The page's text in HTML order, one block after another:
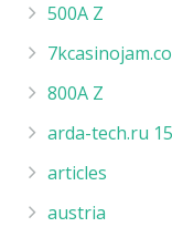
500A Z
800A Z
arda-tech.ru
articles
austria